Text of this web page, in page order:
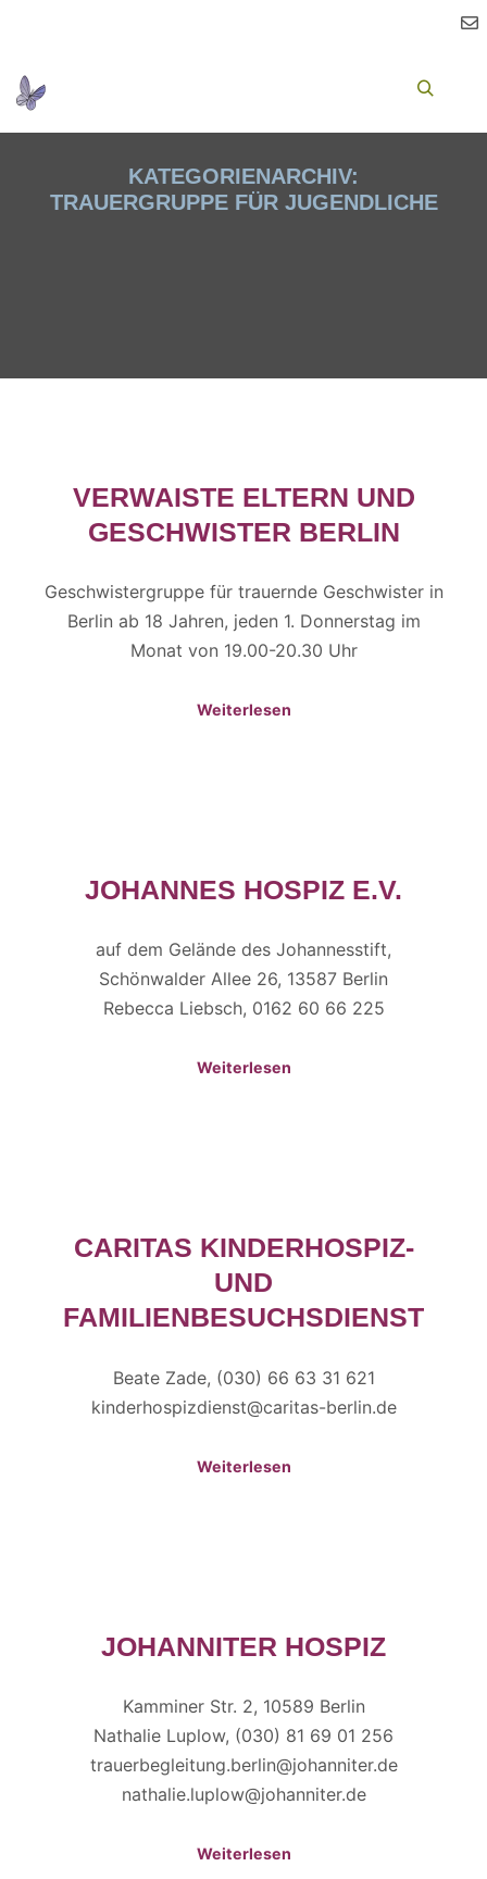
KATEGORIENARCHIV:
TRAUERGRUPPE FÜR JUGENDLICHE
VERWAISTE ELTERN UND
GESCHWISTER BERLIN
Geschwistergruppe für trauernde Geschwister in
Berlin ab 18 Jahren, jeden 1. Donnerstag im
Monat von 19.00-20.30 Uhr
Weiterlesen
JOHANNES HOSPIZ E.V.
auf dem Gelände des Johannesstift,
Schönwalder Allee 26, 13587 Berlin
Rebecca Liebsch, 0162 60 66 225
Weiterlesen
CARITAS KINDERHOSPIZ-
UND
FAMILIENBESUCHSDIENST
Beate Zade, (030) 66 63 31 621
kinderhospizdienst@caritas-berlin.de
Weiterlesen
JOHANNITER HOSPIZ
Kamminer Str. 2, 10589 Berlin
Nathalie Luplow, (030) 81 69 01 256
trauerbegleitung.berlin@johanniter.de
nathalie.luplow@johanniter.de
Weiterlesen